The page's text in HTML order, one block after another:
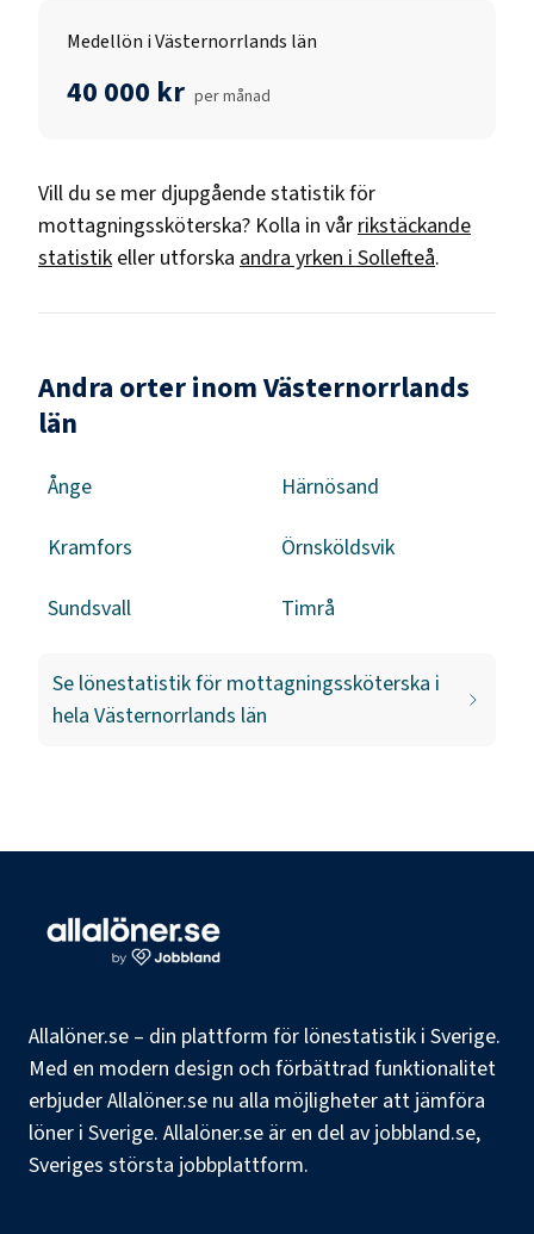
Medellön i Västernorrlands län
40 000 kr per månad
Vill du se mer djupgående statistik för
mottagningssköterska? Kolla in vår rikstäckande
statistik eller utforska andra yrken i Sollefteå.
Andra orter inom Västernorrlands
län
Ånge Härnösand
Kramfors Örnsköldsvik
Sundsvall Timrå
Se lönestatistik för mottagningssköterska i
hela Västernorrlands län
Allalöner.se – din plattform för lönestatistik i Sverige.
Med en modern design och förbättrad funktionalitet
erbjuder Allalöner.se nu alla möjligheter att jämföra
löner i Sverige. Allalöner.se är en del av jobbland.se,
Sveriges största jobbplattform.